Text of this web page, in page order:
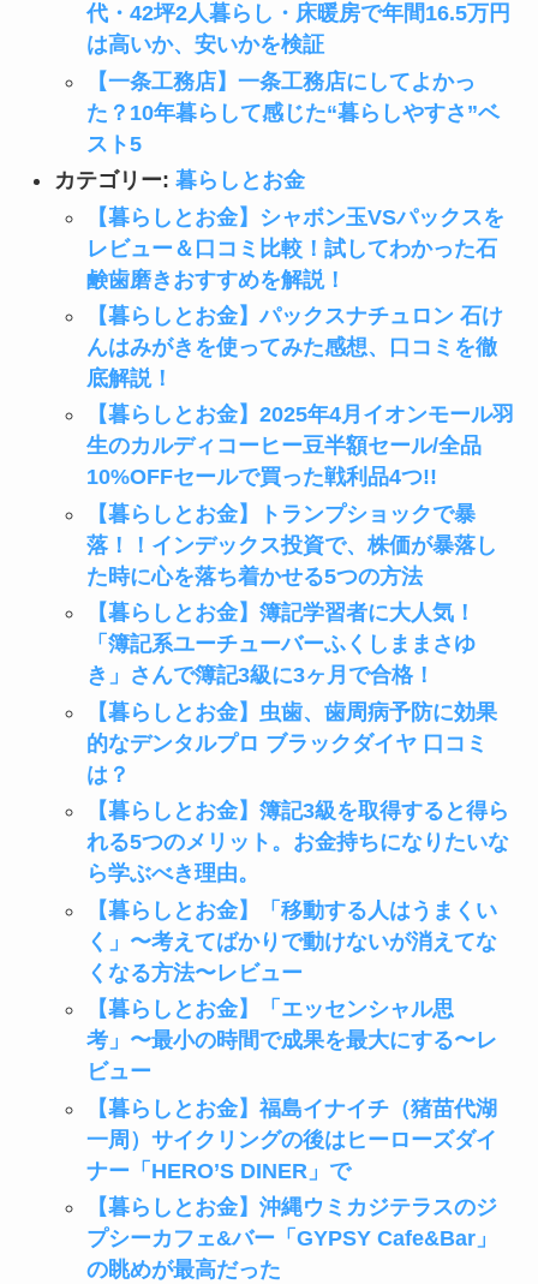
代・42坪2人暮らし・床暖房で年間16.5万円
は高いか、安いかを検証
【一条工務店】一条工務店にしてよかっ
た？10年暮らして感じた“暮らしやすさ”ベ
スト5
カテゴリー: 暮らしとお金
【暮らしとお金】シャボン玉VSパックスを
レビュー＆口コミ比較！試してわかった石
鹸歯磨きおすすめを解説！
【暮らしとお金】パックスナチュロン 石け
んはみがきを使ってみた感想、口コミを徹
底解説！
【暮らしとお金】2025年4月イオンモール羽
生のカルディコーヒー豆半額セール/全品
10%OFFセールで買った戦利品4つ!!
【暮らしとお金】トランプショックで暴
落！！インデックス投資で、株価が暴落し
た時に心を落ち着かせる5つの方法
【暮らしとお金】簿記学習者に大人気！
「簿記系ユーチューバーふくしままさゆ
き」さんで簿記3級に3ヶ月で合格！
【暮らしとお金】虫歯、歯周病予防に効果
的なデンタルプロ ブラックダイヤ 口コミ
は？
【暮らしとお金】簿記3級を取得すると得ら
れる5つのメリット。お金持ちになりたいな
ら学ぶべき理由。
【暮らしとお金】「移動する人はうまくい
く」〜考えてばかりで動けないが消えてな
くなる方法〜レビュー
【暮らしとお金】「エッセンシャル思
考」〜最小の時間で成果を最大にする〜レ
ビュー
【暮らしとお金】福島イナイチ（猪苗代湖
一周）サイクリングの後はヒーローズダイ
ナー「HERO’S DINER」で
【暮らしとお金】沖縄ウミカジテラスのジ
プシーカフェ&バー「GYPSY Cafe&Bar」
の眺めが最高だった